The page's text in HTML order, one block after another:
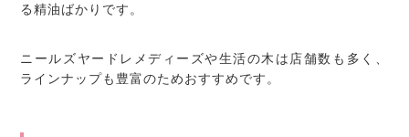
る精油ばかりです。
ニールズヤードレメディーズや生活の木は店舗数も多く、
ラインナップも豊富のためおすすめです。